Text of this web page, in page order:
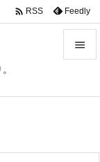

 RSS Feedly